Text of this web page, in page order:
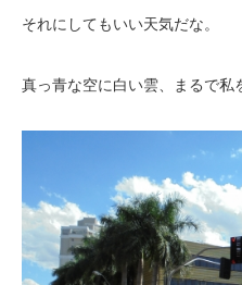
それにしてもいい天気だな。
真っ青な空に白い雲、まるで私